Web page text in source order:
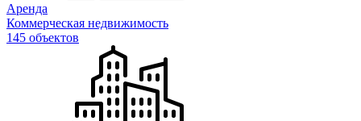
Аренда
Коммерческая недвижимость
145 объектов